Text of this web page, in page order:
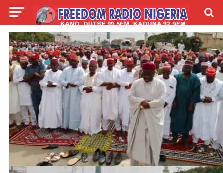
LIVE LABARAI SHIRYE-SHIRYE
TALLA ABOUT